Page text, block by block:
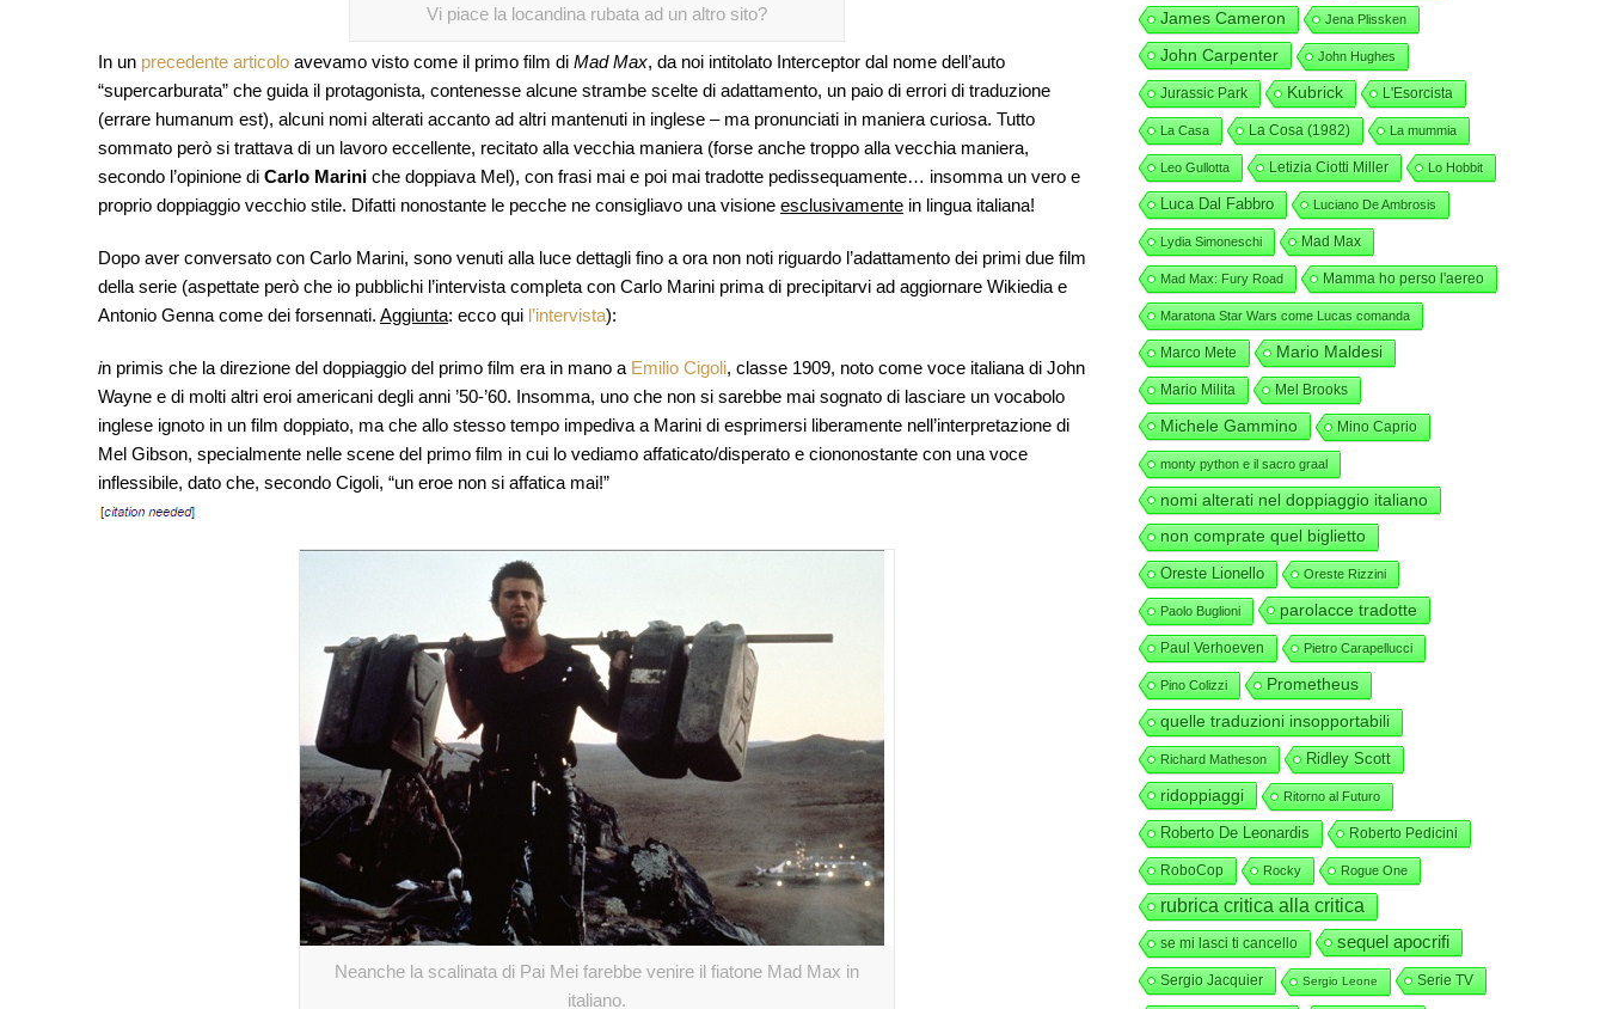
Vi piace la locandina rubata ad un altro sito?
In un precedente articolo avevamo visto come il primo film di Mad Max, da noi intitolato Interceptor dal nome dell’auto
“supercarburata” che guida il protagonista, contenesse alcune strambe scelte di adattamento, un paio di errori di traduzione
(errare humanum est), alcuni nomi alterati accanto ad altri mantenuti in inglese – ma pronunciati in maniera curiosa. Tutto
sommato però si trattava di un lavoro eccellente, recitato alla vecchia maniera (forse anche troppo alla vecchia maniera,
secondo l’opinione di Carlo Marini che doppiava Mel), con frasi mai e poi mai tradotte pedissequamente… insomma un vero e
proprio doppiaggio vecchio stile. Difatti nonostante le pecche ne consigliavo una visione esclusivamente in lingua italiana!
Dopo aver conversato con Carlo Marini, sono venuti alla luce dettagli fino a ora non noti riguardo l’adattamento dei primi due film
della serie (aspettate però che io pubblichi l’intervista completa con Carlo Marini prima di precipitarvi ad aggiornare Wikiedia e
Antonio Genna come dei forsennati. Aggiunta: ecco qui l’intervista):
in primis che la direzione del doppiaggio del primo film era in mano a Emilio Cigoli, classe 1909, noto come voce italiana di John
Wayne e di molti altri eroi americani degli anni ’50-’60. Insomma, uno che non si sarebbe mai sognato di lasciare un vocabolo
inglese ignoto in un film doppiato, ma che allo stesso tempo impediva a Marini di esprimersi liberamente nell’interpretazione di
Mel Gibson, specialmente nelle scene del primo film in cui lo vediamo affaticato/disperato e ciononostante con una voce
inflessibile, dato che, secondo Cigoli, “un eroe non si affatica mai!”
Neanche la scalinata di Pai Mei farebbe venire il fiatone Mad Max in
italiano.
James Cameron Jena Plissken
John Carpenter John Hughes
Jurassic Park Kubrick L'Esorcista
La Casa La Cosa (1982) La mummia
Leo Gullotta Letizia Ciotti Miller Lo Hobbit
Luca Dal Fabbro Luciano De Ambrosis
Lydia Simoneschi Mad Max
Mad Max: Fury Road Mamma ho perso l'aereo
Maratona Star Wars come Lucas comanda
Marco Mete Mario Maldesi
Mario Milita Mel Brooks
Michele Gammino Mino Caprio
monty python e il sacro graal
nomi alterati nel doppiaggio italiano
non comprate quel biglietto
Oreste Lionello Oreste Rizzini
Paolo Buglioni parolacce tradotte
Paul Verhoeven Pietro Carapellucci
Pino Colizzi Prometheus
quelle traduzioni insopportabili
Richard Matheson Ridley Scott
ridoppiaggi Ritorno al Futuro
Roberto De Leonardis Roberto Pedicini
RoboCop Rocky Rogue One
rubrica critica alla critica
se mi lasci ti cancello sequel apocrifi
Sergio Jacquier Sergio Leone Serie TV